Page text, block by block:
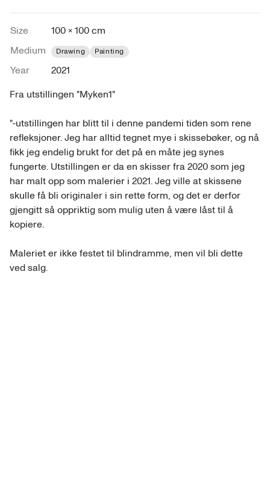
Size
100 × 100 cm
Medium
Drawing Painting
Year
2021
Fra utstillingen "Myken1"
"-utstillingen har blitt til i denne pandemi tiden som rene
refleksjoner. Jeg har alltid tegnet mye i skissebøker, og nå
fikk jeg endelig brukt for det på en måte jeg synes
fungerte. Utstillingen er da en skisser fra 2020 som jeg
har malt opp som malerier i 2021. Jeg ville at skissene
skulle få bli originaler i sin rette form, og det er derfor
gjengitt så oppriktig som mulig uten å være låst til å
kopiere.
Maleriet er ikke festet til blindramme, men vil bli dette
ved salg.